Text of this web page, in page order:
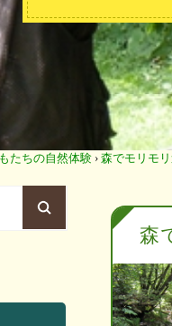
たちの自然体験 › 森でモリモ
森